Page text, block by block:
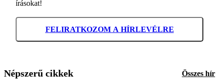
írásokat!
FELIRATKOZOM A HÍRLEVÉLRE
Népszerű cikkek Összes hír